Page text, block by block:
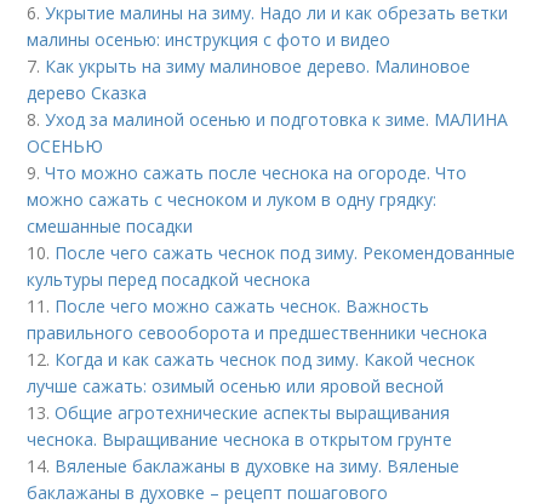
6.Укрытие малины на зиму. Надо ли и как обрезать ветки
малины осенью: инструкция с фото и видео
7. Как укрыть на зиму малиновое дерево. Малиновое
дерево Сказка
8.Уход за малиной осенью и подготовка к зиме. МАЛИНА
ОСЕНЬЮ
9.Что можно сажать после чеснока на огороде. Что
можно сажать с чесноком и луком в одну грядку:
смешанные посадки
10. После чего сажать чеснок под зиму. Рекомендованные
культуры перед посадкой чеснока
11. После чего можно сажать чеснок. Важность
правильного севооборота и предшественники чеснока
12. Когда и как сажать чеснок под зиму. Какой чеснок
лучше сажать: озимый осенью или яровой весной
13.Общие агротехнические аспекты выращивания
чеснока. Выращивание чеснока в открытом грунте
14. Вяленые баклажаны в духовке на зиму. Вяленые
баклажаны в духовке – рецепт пошагового